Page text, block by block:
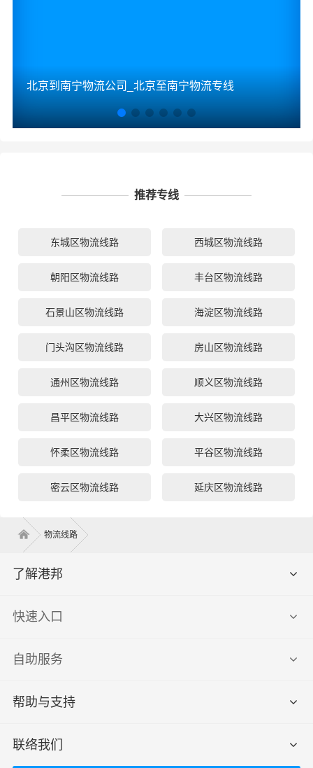
北京到南宁物流公司_北京至南宁物流专线
推荐专线
东城区物流线路 西城区物流线路
朝阳区物流线路 丰台区物流线路
石景山区物流线路 海淀区物流线路
门头沟区物流线路 房山区物流线路
通州区物流线路 顺义区物流线路
昌平区物流线路 大兴区物流线路
怀柔区物流线路 平谷区物流线路
密云区物流线路 延庆区物流线路
物流线路
了解港邦
快速入口
自助服务
帮助与支持
联络我们